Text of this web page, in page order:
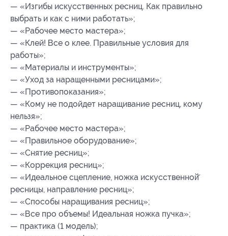
— «Изгибы искусственных ресниц. Как правильно
выбрать и как с ними работать»;
— «Рабочее место мастера»;
— «Клей! Все о клее. Правильные условия для
работы»;
— «Материалы и инструменты»;
— «Уход за наращенными ресницами»;
— «Противопоказания»;
— «Кому не подойдет наращивание ресниц, кому
нельзя»;
— «Рабочее место мастера»;
— «Правильное оборудование»;
— «Снятие ресниц»;
— «Коррекция ресниц»;
— «Идеальное сцепление, ножка искусственной̆
ресницы, направление ресниц»;
— «Способы наращивания ресниц»;
— «Все про объемы! Идеальная ножка пучка»;
— практика (1 модель);